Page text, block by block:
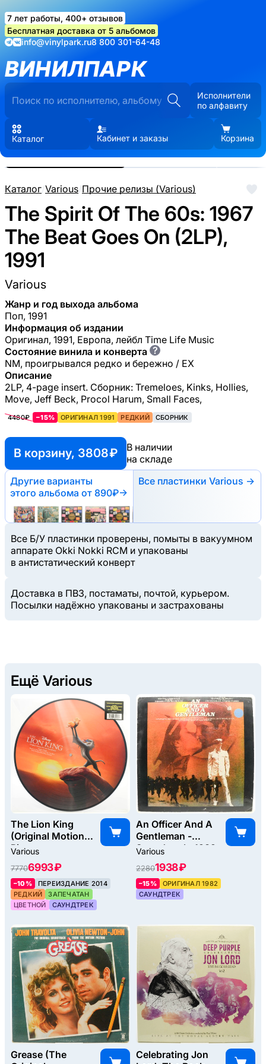
7 лет работы, 400+ отзывов
Бесплатная доставка от 5 альбомов
info@vinylpark.ru8 800 301-64-48
ВИНИЛПАРК
Исполнители
по алфавиту
Каталог Кабинет и заказы Корзина
Каталог/Various/Прочие релизы (Various)
The Spirit Of The 60s: 1967
The Beat Goes On (2LP),
1991
Various
Жанр и год выхода альбома
Поп, 1991
Информация об издании
Оригинал, 1991, Европа, лейбл Time Life Music
Состояние винила и конверта ?
NM, проигрывался редко и бережно / EX
Описание
2LP, 4-page insert. Сборник: Tremeloes, Kinks, Hollies,
Move, Jeff Beck, Procol Harum, Small Faces,
4480₽ −15% ОРИГИНАЛ 1991 РЕДКИЙ СБОРНИК
В корзину, 3808 ₽
В наличии
на складе
Другие варианты
этого альбома от 890₽→
Все пластинки Various →
Все Б/У пластинки проверены, помыты в вакуумном
аппарате Okki Nokki RCM и упакованы
в антистатический конверт
Доставка в ПВЗ, постаматы, почтой, курьером.
Посылки надёжно упакованы и застрахованы
Реальные фото пластинки.
Нажмите, чтобы увеличить
Ещё Various
The Lion King
(Original Motion
Picture
Various
77706993 ₽
–10%
ПЕРЕИЗДАНИЕ 2014
РЕДКИЙ
ЗАПЕЧАТАН
ЦВЕТНОЙ
САУНДТРЕК
An Officer And A
Gentleman -
Soundtrack, 1982
Various
22801938 ₽
–15%
ОРИГИНАЛ 1982
САУНДТРЕК
Grease (The
Celebrating Jon